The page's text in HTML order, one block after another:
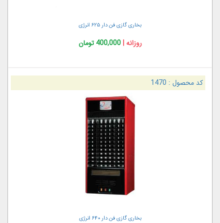
بخاری گازی فن دار ۶۲۵ انرژی
روزانه |400,000 تومان
کد محصول : 1470
بخاری گازی فن دار ۶۴۰ انرژی